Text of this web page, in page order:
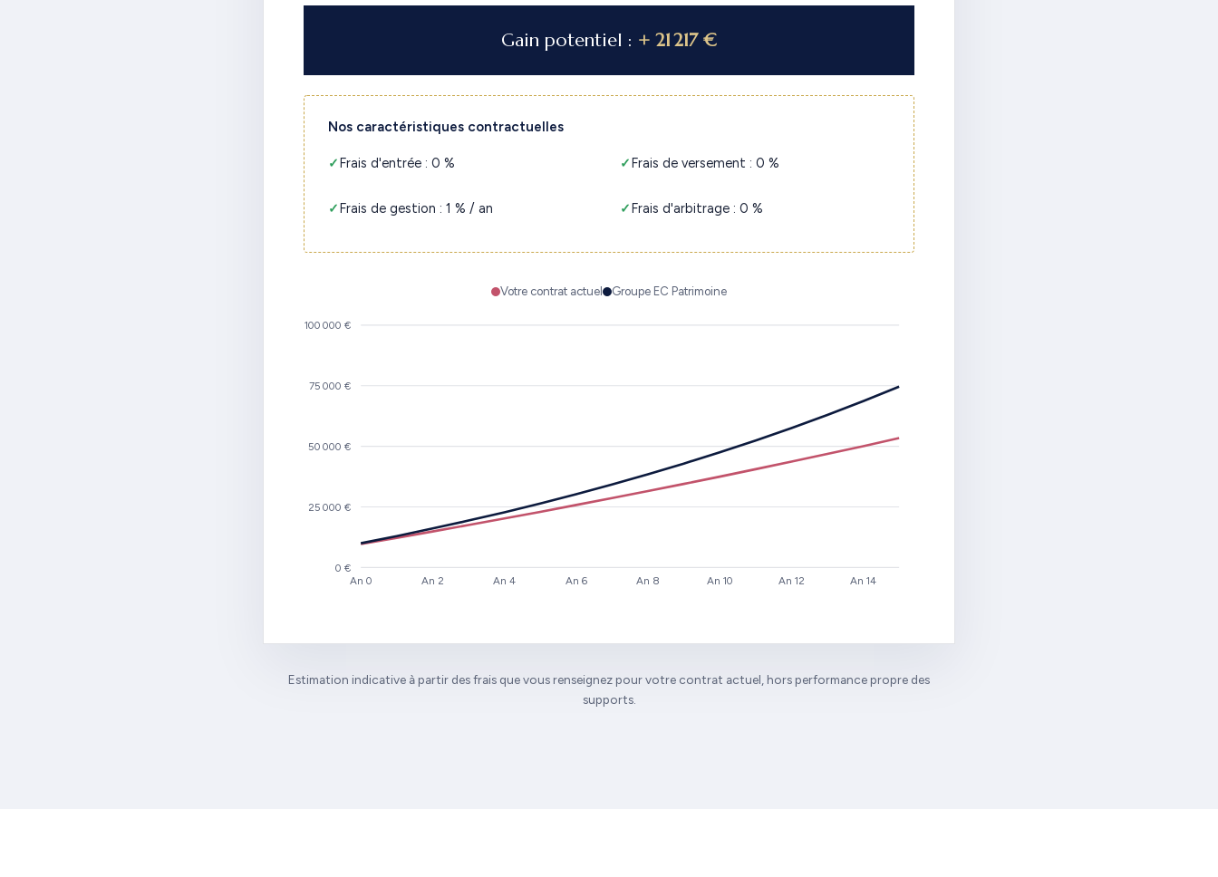
Gain potentiel : + 21 217 €
Nos caractéristiques contractuelles
Frais d'entrée : 0 % Frais de versement : 0 %
Frais de gestion : 1 % / an Frais d'arbitrage : 0 %
Votre contrat actuel Groupe EC Patrimoine
0 €
25 000 €
50 000 €
75 000 €
100 000 €
An 0 An 2 An 4 An 6 An 8 An 10 An 12 An 14
Estimation indicative à partir des frais que vous renseignez pour votre contrat actuel, hors performance propre des
supports.